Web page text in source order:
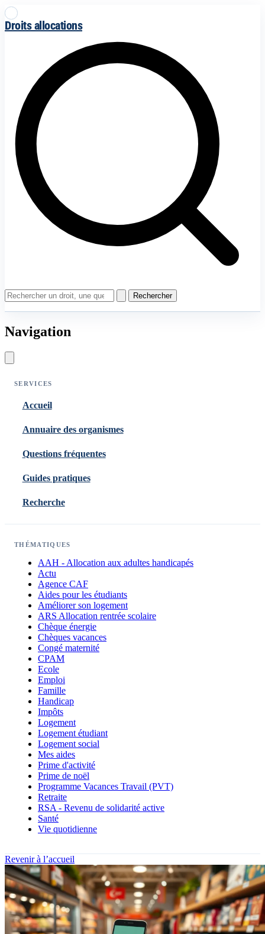
Droits allocations
Rechercher
Navigation
SERVICES
Accueil
Annuaire des organismes
Questions fréquentes
Guides pratiques
Recherche
THÉMATIQUES
AAH - Allocation aux adultes handicapés
Actu
Agence CAF
Aides pour les étudiants
Améliorer son logement
ARS Allocation rentrée scolaire
Chèque énergie
Chèques vacances
Congé maternité
CPAM
Ecole
Emploi
Famille
Handicap
Impôts
Logement
Logement étudiant
Logement social
Mes aides
Prime d'activité
Prime de noël
Programme Vacances Travail (PVT)
Retraite
RSA - Revenu de solidarité active
Santé
Vie quotidienne
Revenir à l’accueil